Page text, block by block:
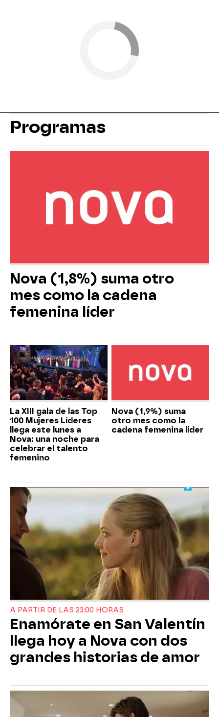
Programas
Nova (1,8%) suma otro
mes como la cadena
femenina líder
La XIII gala de las Top
100 Mujeres Líderes
llega este lunes a
Nova: una noche para
celebrar el talento
femenino
Nova (1,9%) suma
otro mes como la
cadena femenina líder
A PARTIR DE LAS 23:00 HORAS
Enamórate en San Valentín
llega hoy a Nova con dos
grandes historias de amor